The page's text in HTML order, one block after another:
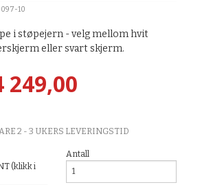
10
i støpejern - velg mellom hvit
eller svart skjerm.
249,00
2 - 3 UKERS LEVERINGSTID
(klikk i
Antall